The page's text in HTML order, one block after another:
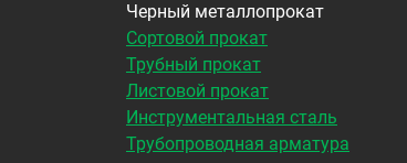
Черный металлопрокат
Сортовой прокат
Трубный прокат
Листовой прокат
Инструментальная сталь
Трубопроводная арматура